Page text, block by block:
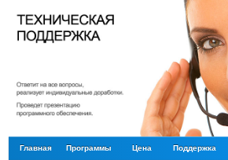
Главная Программы Цена Поддержка